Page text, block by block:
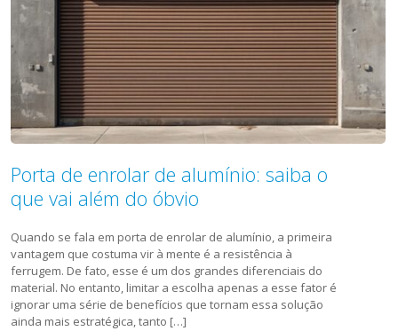
Porta de enrolar de alumínio: saiba o
que vai além do óbvio
Quando se fala em porta de enrolar de alumínio, a primeira
vantagem que costuma vir à mente é a resistência à
ferrugem. De fato, esse é um dos grandes diferenciais do
material. No entanto, limitar a escolha apenas a esse fator é
ignorar uma série de benefícios que tornam essa solução
ainda mais estratégica, tanto […]